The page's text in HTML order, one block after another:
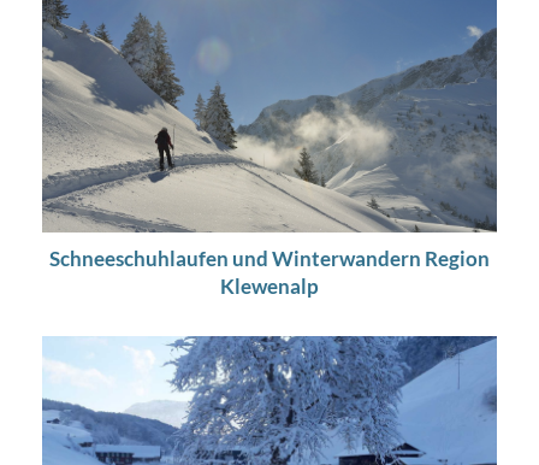
Schneeschuhlaufen und Winterwandern Region
Klewenalp